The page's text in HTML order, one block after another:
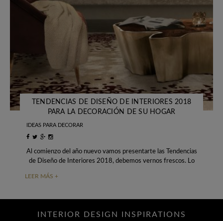
TENDENCIAS DE DISEÑO DE INTERIORES 2018
PARA LA DECORACIÓN DE SU HOGAR
IDEAS PARA DECORAR
Al comienzo del año nuevo vamos presentarte las Tendencias
de Diseño de Interiores 2018, debemos vernos frescos. Lo
LEER MÁS +
INTERIOR DESIGN INSPIRATIONS